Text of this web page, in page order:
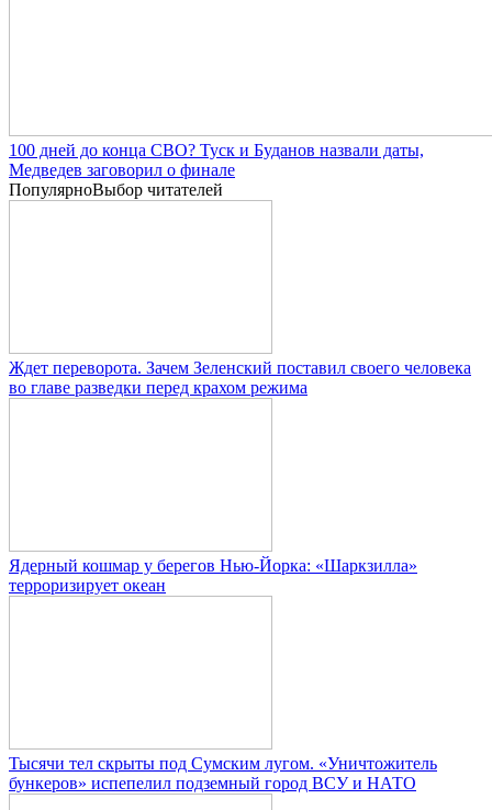
100 дней до конца СВО? Туск и Буданов назвали даты,
Медведев заговорил о финале
ПопулярноВыбор читателей
Ждет переворота. Зачем Зеленский поставил своего человека
во главе разведки перед крахом режима
Ядерный кошмар у берегов Нью-Йорка: «Шаркзилла»
терроризирует океан
Тысячи тел скрыты под Сумским лугом. «Уничтожитель
бункеров» испепелил подземный город ВСУ и НАТО